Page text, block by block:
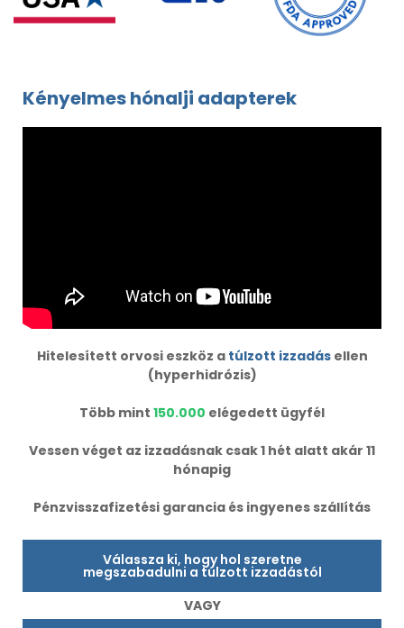
Kényelmes hónalji adapterek
Hitelesített orvosi eszköz a túlzott izzadásellen
(hyperhidrózis)
Több mint 150.000 elégedett ügyfél
Vessen véget az izzadásnak csak 1 hét alatt akár 11
hónapig
Pénzvisszafizetési garancia és ingyenes szállítás
Válassza ki, hogy hol szeretne
megszabadulni a túlzott izzadástól
VAGY